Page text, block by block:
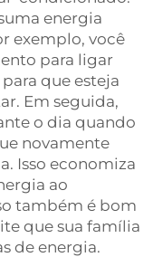
energia
exemplo, você
para ligar
que esteja
Em seguida,
o dia quando
novamente
Isso economiza
ao
também é bom
que sua família
de energia.